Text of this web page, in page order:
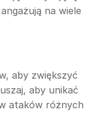
na wiele
aby zwiększyć
aby unikać
ataków różnych